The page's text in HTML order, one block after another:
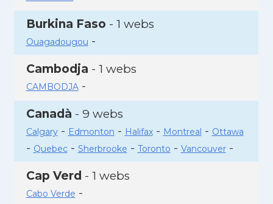
Burkina Faso - 1 webs
Ouagadougou -
Cambodja - 1 webs
CAMBODJA-
Canadà - 9 webs
Calgary- Edmonton - Halifax- Montreal - Ottawa
- Quebec- Sherbrooke - Toronto - Vancouver-
Cap Verd - 1 webs
Cabo Verde -